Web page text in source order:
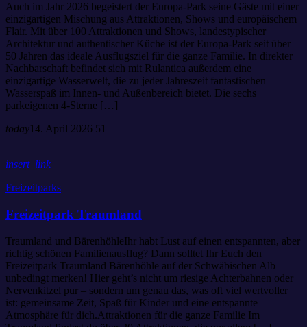
Auch im Jahr 2026 begeistert der Europa-Park seine Gäste mit einer
einzigartigen Mischung aus Attraktionen, Shows und europäischem
Flair. Mit über 100 Attraktionen und Shows, landestypischer
Architektur und authentischer Küche ist der Europa-Park seit über
50 Jahren das ideale Ausflugsziel für die ganze Familie. In direkter
Nachbarschaft befindet sich mit Rulantica außerdem eine
einzigartige Wasserwelt, die zu jeder Jahreszeit fantastischen
Wasserspaß im Innen- und Außenbereich bietet. Die sechs
parkeigenen 4-Sterne […]
today14. April 2026 51
insert_link
Freizeitparks
Freizeitpark Traumland
Traumland und BärenhöhleIhr habt Lust auf einen entspannten, aber
richtig schönen Familienausflug? Dann solltet Ihr Euch den
Freizeitpark Traumland Bärenhöhle auf der Schwäbischen Alb
unbedingt merken! Hier geht’s nicht um riesige Achterbahnen oder
Nervenkitzel pur – sondern um genau das, was oft viel wertvoller
ist: gemeinsame Zeit, Spaß für Kinder und eine entspannte
Atmosphäre für dich.Attraktionen für die ganze Familie Im